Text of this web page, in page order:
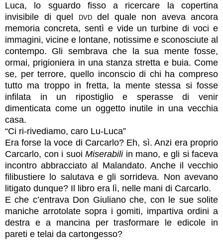
Luca, lo sguardo fisso a ricercare la copertina
invisibile di quel dvddel quale non aveva ancora
memoria concreta, sentì e vide un turbine di voci e
immagini, vicine e lontane, notissime e sconosciute al
contempo. Gli sembrava che la sua mente fosse,
ormai, prigioniera in una stanza stretta e buia. Come
se, per terrore, quello inconscio di chi ha compreso
tutto ma troppo in fretta, la mente stessa si fosse
infilata in un ripostiglio e sperasse di venir
dimenticata come un oggetto inutile in una vecchia
casa.
“Ci ri-rivediamo, caro Lu-Luca”
Era forse la voce di Carcarlo? Eh, sì. Anzi era proprio
Carcarlo, con i suoi Miserabiliin mano, e gli si faceva
incontro abbracciato al Malandato. Anche il vecchio
filibustiere lo salutava e gli sorrideva. Non avevano
litigato dunque? Il libro era lì, nelle mani di Carcarlo.
E che c’entrava Don Giuliano che, con le sue solite
maniche arrotolate sopra i gomiti, impartiva ordini a
destra e a mancina per trasformare le edicole in
pareti e telai da cartongesso?